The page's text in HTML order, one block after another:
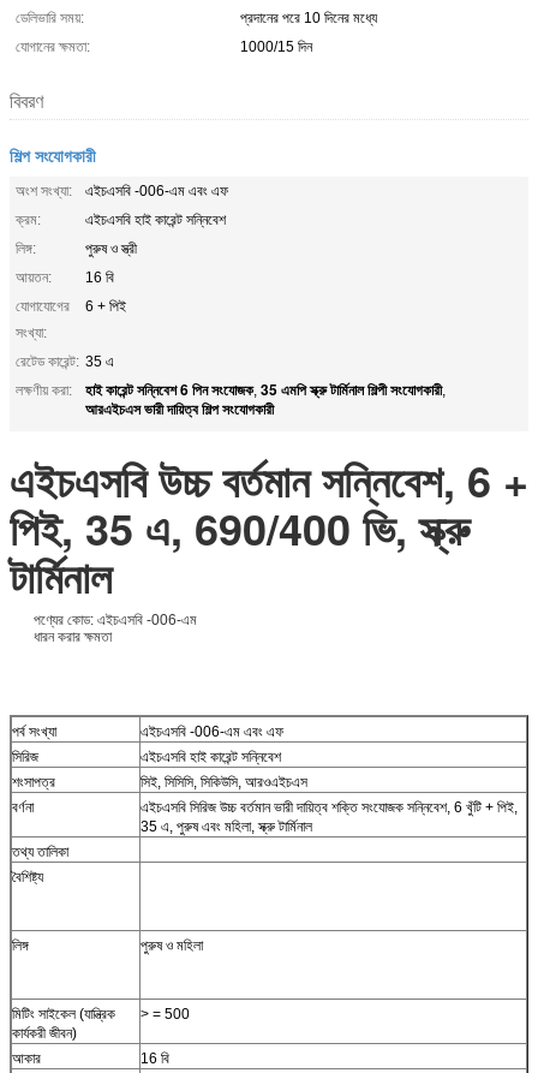
ডেলিভারি সময়:
প্রদানের পরে 10 দিনের মধ্যে
যোগানের ক্ষমতা:
1000/15 দিন
বিবরণ
শিল্প সংযোগকারী
অংশ সংখ্যা:
এইচএসবি -006-এম এবং এফ
ক্রম:
এইচএসবি হাই কারেন্ট সন্নিবেশ
লিঙ্গ:
পুরুষ ও স্ত্রী
আয়তন:
16 বি
যোগাযোগের
সংখ্যা:
6 + পিই
রেটেড কারেন্ট: 35 এ
লক্ষণীয় করা:
হাই কারেন্ট সন্নিবেশ 6 পিন সংযোজক, 35 এমপি স্ক্রু টার্মিনাল শিল্পী সংযোগকারী,
আরএইচএস ভারী দায়িত্ব শিল্প সংযোগকারী
এইচএসবি উচ্চ বর্তমান সন্নিবেশ, 6 +
পিই, 35 এ, 690/400 ভি, স্ক্রু
টার্মিনাল
পণ্যের কোড: এইচএসবি -006-এম
ধারন করার ক্ষমতা
পর্ব সংখ্যা
এইচএসবি -006-এম এবং এফ
সিরিজ
এইচএসবি হাই কারেন্ট সন্নিবেশ
শংসাপত্র
সিই, সিসিসি, সিকিউসি, আরওএইচএস
বর্ণনা
এইচএসবি সিরিজ উচ্চ বর্তমান ভারী দায়িত্ব শক্তি সংযোজক সন্নিবেশ, 6 খুঁটি + পিই,
35 এ, পুরুষ এবং মহিলা, স্ক্রু টার্মিনাল
তথ্য তালিকা
বৈশিষ্ট্য
লিঙ্গ পুরুষ ও মহিলা
মিটিং সাইকেল (যান্ত্রিক
কার্যকরী জীবন)
> = 500
আকার
16 বি